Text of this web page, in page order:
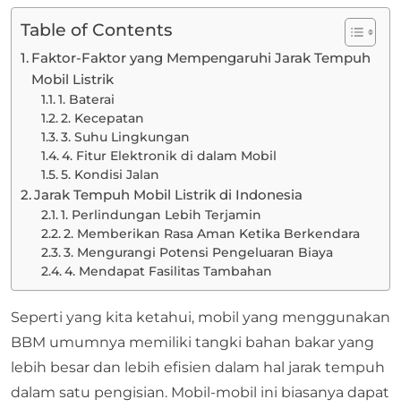
Table of Contents
Faktor-Faktor yang Mempengaruhi Jarak Tempuh
Mobil Listrik
1. Baterai
2. Kecepatan
3. Suhu Lingkungan
4. Fitur Elektronik di dalam Mobil
5. Kondisi Jalan
Jarak Tempuh Mobil Listrik di Indonesia
1. Perlindungan Lebih Terjamin
2. Memberikan Rasa Aman Ketika Berkendara
3. Mengurangi Potensi Pengeluaran Biaya
4. Mendapat Fasilitas Tambahan
Seperti yang kita ketahui, mobil yang menggunakan
BBM umumnya memiliki tangki bahan bakar yang
lebih besar dan lebih efisien dalam hal jarak tempuh
dalam satu pengisian. Mobil-mobil ini biasanya dapat